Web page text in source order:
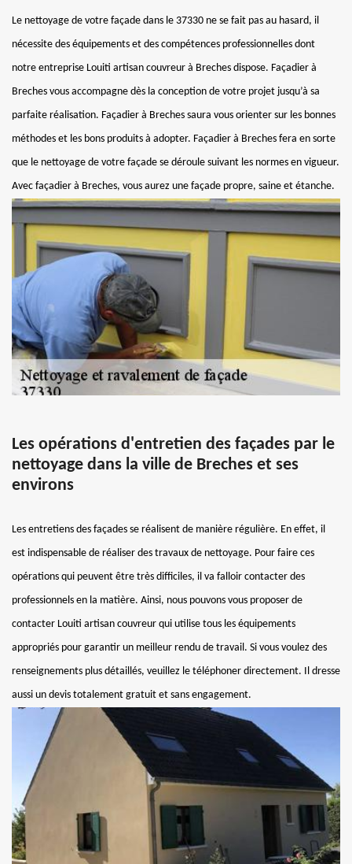
Le nettoyage de votre façade dans le 37330 ne se fait pas au hasard, il
nécessite des équipements et des compétences professionnelles dont
notre entreprise Louiti artisan couvreur à Breches dispose. Façadier à
Breches vous accompagne dès la conception de votre projet jusqu’à sa
parfaite réalisation. Façadier à Breches saura vous orienter sur les bonnes
méthodes et les bons produits à adopter. Façadier à Breches fera en sorte
que le nettoyage de votre façade se déroule suivant les normes en vigueur.
Avec façadier à Breches, vous aurez une façade propre, saine et étanche.
Les opérations d'entretien des façades par le
nettoyage dans la ville de Breches et ses
environs
Les entretiens des façades se réalisent de manière régulière. En effet, il
est indispensable de réaliser des travaux de nettoyage. Pour faire ces
opérations qui peuvent être très difficiles, il va falloir contacter des
professionnels en la matière. Ainsi, nous pouvons vous proposer de
contacter Louiti artisan couvreur qui utilise tous les équipements
appropriés pour garantir un meilleur rendu de travail. Si vous voulez des
renseignements plus détaillés, veuillez le téléphoner directement. Il dresse
aussi un devis totalement gratuit et sans engagement.